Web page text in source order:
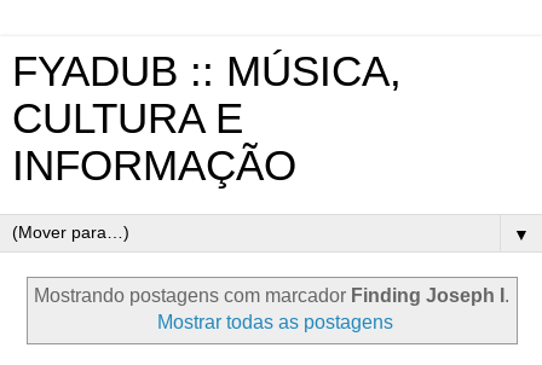
FYADUB :: MÚSICA,
CULTURA E
INFORMAÇÃO
▼
Mostrando postagens com marcador Finding Joseph I .
Mostrar todas as postagens